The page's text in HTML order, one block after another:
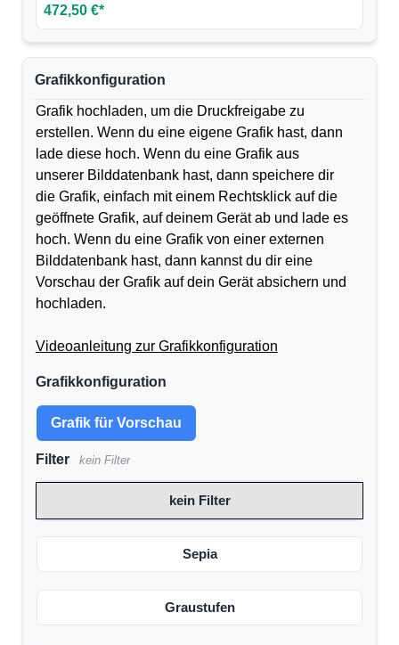
472,50 €*
Grafikkonfiguration
Grafik hochladen, um die Druckfreigabe zu
erstellen. Wenn du eine eigene Grafik hast, dann
lade diese hoch. Wenn du eine Grafik aus
unserer Bilddatenbank hast, dann speichere dir
die Grafik, einfach mit einem Rechtsklick auf die
geöffnete Grafik, auf deinem Gerät ab und lade es
hoch. Wenn du eine Grafik von einer externen
Bilddatenbank hast, dann kannst du dir eine
Vorschau der Grafik auf dein Gerät absichern und
hochladen.
Videoanleitung zur Grafikkonfiguration
Grafikkonfiguration
Grafik für Vorschau
Filter kein Filter
kein Filter
Sepia
Graustufen